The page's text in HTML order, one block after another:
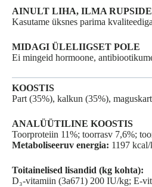
AINULT LIHA, ILMA
Kasutame üksnes parima
MIDAGI ÜLELIIGSET POLE
Ei mingeid hormoone,
KOOSTIS
Part (35%), kalkun (35%),
ANALÜÜTILINE KOOSTIS
Toorproteiin 11%; toorrasv 7,6%;
Metaboliseeruv energia: 1197
Toitainelised lisandid (kg kohta):
D₃-vitamiin (3a671) 200 IU/kg; E-